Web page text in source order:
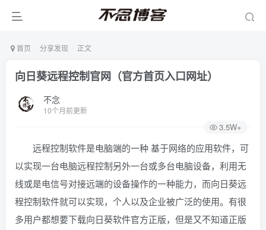
首页 分享发现 正文
向日葵远程控制官网（官方首页入口网址）
不念
10个月前更新
3.5W+
远程控制软件是电脑端的一种 基于网络的应用软件，可
以实现一台电脑远程控制另外一台或多台电脑设备，利用无
线或是电信号对接远端的设备操作的一种能力，而向日葵远
程控制软件就可以实现，个人以及企业被广泛的使用。有很
多用户都想要下载向日葵软件官方正版，但是又不知道正版